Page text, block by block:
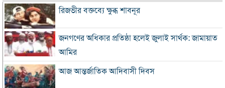
রিজভীর বক্তব্যে ক্ষুব্ধ শাবনূর
জনগণের অধিকার প্রতিষ্ঠা হলেই জুলাই সার্থক: জামায়াত
আমির
আজ আন্তর্জাতিক আদিবাসী দিবস